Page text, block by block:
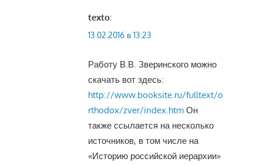
texto:
13.02.2016 в 13:23
Работу В.В. Зверинского можно
скачать вот здесь:
http://www.booksite.ru/fulltext/o
rthodox/zver/index.htm Он
также ссылается на несколько
источников, в том числе на
«Историю российской иерархии»